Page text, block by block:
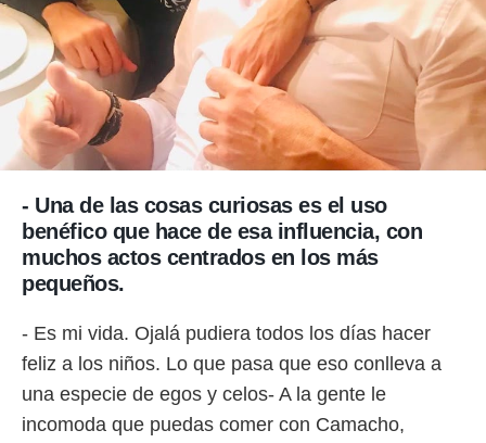
- Una de las cosas curiosas es el uso
benéfico que hace de esa influencia, con
muchos actos centrados en los más
pequeños.
- Es mi vida. Ojalá pudiera todos los días hacer
feliz a los niños. Lo que pasa que eso conlleva a
una especie de egos y celos- A la gente le
incomoda que puedas comer con Camacho,